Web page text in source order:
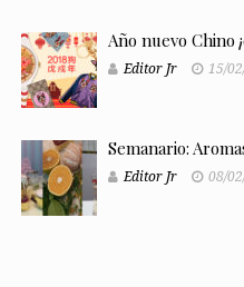
Año nuevo Chino
Editor Jr 15/
Semanario:
Editor Jr 08/